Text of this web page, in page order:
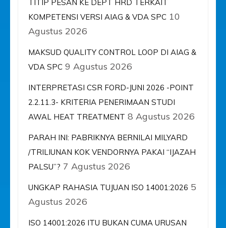
TITIP PESAN KE DEPT HRD TERKAIT
KOMPETENSI VERSI AIAG & VDA SPC 10
Agustus 2026
MAKSUD QUALITY CONTROL LOOP DI AIAG &
VDA SPC 9 Agustus 2026
INTERPRETASI CSR FORD-JUNI 2026 -POINT
2.2.11.3- KRITERIA PENERIMAAN STUDI
AWAL HEAT TREATMENT 8 Agustus 2026
PARAH INI: PABRIKNYA BERNILAI MILYARD
/TRILIUNAN KOK VENDORNYA PAKAI “IJAZAH
PALSU”? 7 Agustus 2026
UNGKAP RAHASIA TUJUAN ISO 14001:2026 5
Agustus 2026
ISO 14001:2026 ITU BUKAN CUMA URUSAN